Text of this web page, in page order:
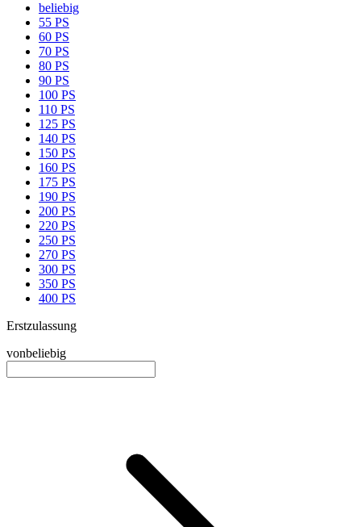
beliebig
55 PS
60 PS
70 PS
80 PS
90 PS
100 PS
110 PS
125 PS
140 PS
150 PS
160 PS
175 PS
190 PS
200 PS
220 PS
250 PS
270 PS
300 PS
350 PS
400 PS
Erstzulassung
vonbeliebig